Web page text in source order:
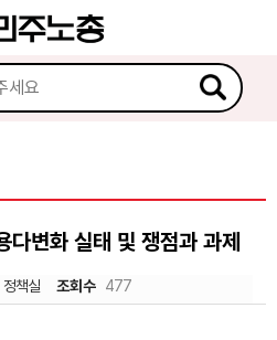
변화 실태 및 쟁점과 과제
정책실 조회수 477
케치북5
케치북5